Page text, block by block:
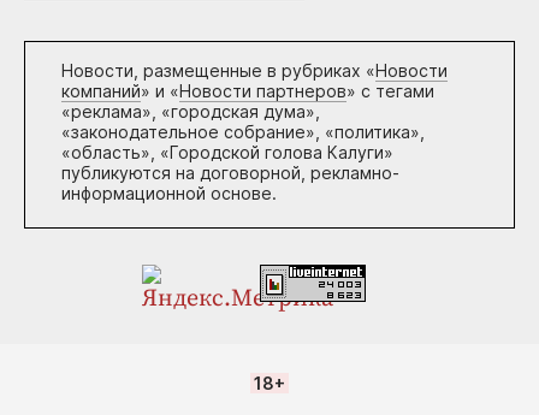
Новости, размещенные в рубриках «Новости
компаний» и «Новости партнеров» с тегами
«реклама», «городская дума»,
«законодательное собрание», «политика»,
«область», «Городской голова Калуги»
публикуются на договорной, рекламно-
информационной основе.
18+